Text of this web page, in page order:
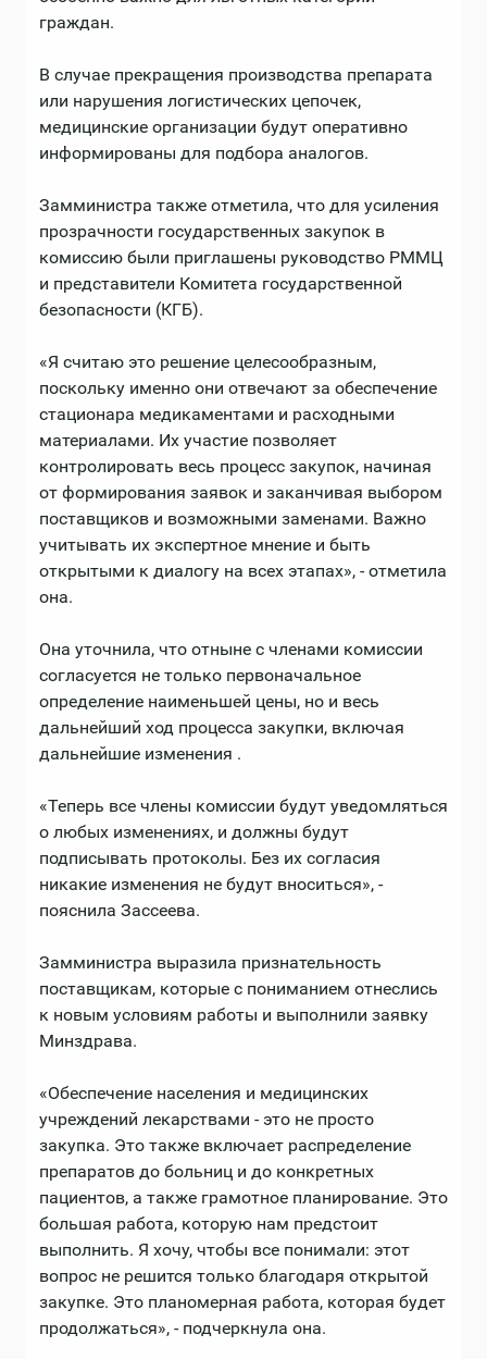
граждан.
В случае прекращения производства препарата
или нарушения логистических цепочек,
медицинские организации будут оперативно
информированы для подбора аналогов.
Замминистра также отметила, что для усиления
прозрачности государственных закупок в
комиссию были приглашены руководство РММЦ
и представители Комитета государственной
безопасности (КГБ).
«Я считаю это решение целесообразным,
поскольку именно они отвечают за обеспечение
стационара медикаментами и расходными
материалами. Их участие позволяет
контролировать весь процесс закупок, начиная
от формирования заявок и заканчивая выбором
поставщиков и возможными заменами. Важно
учитывать их экспертное мнение и быть
открытыми к диалогу на всех этапах», - отметила
она.
Она уточнила, что отныне с членами комиссии
согласуется не только первоначальное
определение наименьшей цены, но и весь
дальнейший ход процесса закупки, включая
дальнейшие изменения .
«Теперь все члены комиссии будут уведомляться
о любых изменениях, и должны будут
подписывать протоколы. Без их согласия
никакие изменения не будут вноситься», -
пояснила Зассеева.
Замминистра выразила признательность
поставщикам, которые с пониманием отнеслись
к новым условиям работы и выполнили заявку
Минздрава.
«Обеспечение населения и медицинских
учреждений лекарствами - это не просто
закупка. Это также включает распределение
препаратов до больниц и до конкретных
пациентов, а также грамотное планирование. Это
большая работа, которую нам предстоит
выполнить. Я хочу, чтобы все понимали: этот
вопрос не решится только благодаря открытой
закупке. Это планомерная работа, которая будет
продолжаться», - подчеркнула она.